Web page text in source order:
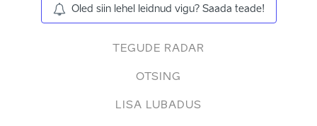
Oled siin lehel leidnud vigu? Saada teade!
TEGUDE RADAR
OTSING
LISA LUBADUS